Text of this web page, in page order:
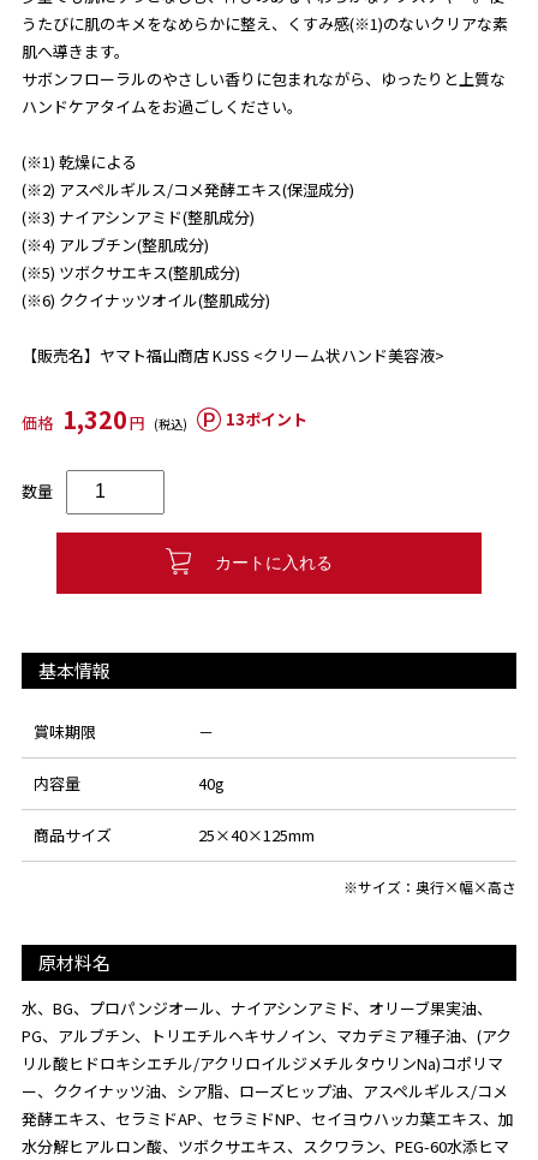
うたびに肌のキメをなめらかに整え、くすみ感(※1)のないクリアな素
肌へ導きます。
サボンフローラルのやさしい香りに包まれながら、ゆったりと上質な
ハンドケアタイムをお過ごしください。
(※1) 乾燥による
(※2) アスペルギルス/コメ発酵エキス(保湿成分)
(※3) ナイアシンアミド(整肌成分)
(※4) アルブチン(整肌成分)
(※5) ツボクサエキス(整肌成分)
(※6) ククイナッツオイル(整肌成分)
【販売名】ヤマト福山商店 KJSS <クリーム状ハンド美容液>
価格 1,320円 (税込) 13ポイント
数量
カートに入れる
基本情報
賞味期限 －
内容量 40g
商品サイズ 25×40×125mm
※サイズ：奥行×幅×高さ
原材料名
水、BG、プロパンジオール、ナイアシンアミド、オリーブ果実油、
PG、アルブチン、トリエチルヘキサノイン、マカデミア種子油、(アク
リル酸ヒドロキシエチル/アクリロイルジメチルタウリンNa)コポリマ
ー、ククイナッツ油、シア脂、ローズヒップ油、アスペルギルス/コメ
発酵エキス、セラミドAP、セラミドNP、セイヨウハッカ葉エキス、加
水分解ヒアルロン酸、ツボクサエキス、スクワラン、PEG-60水添ヒマ